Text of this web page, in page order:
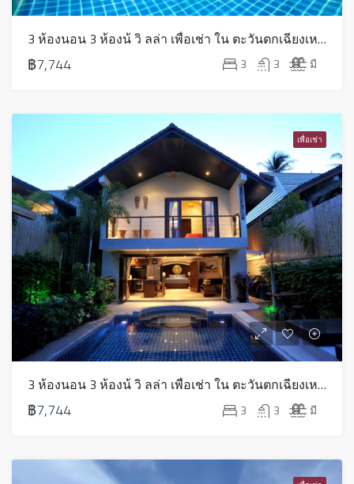
3 ห้องนอน 3 ห้องน้ วิ ลล่า เพื่อเช่า ใน ตะวันตกเฉียงเหนือ – HV0250
฿7,744 3 3 มี
เพื่อเช่า
3 ห้องนอน 3 ห้องน้ วิ ลล่า เพื่อเช่า ใน ตะวันตกเฉียงเหนือ – HV0251
฿7,744 3 3 มี